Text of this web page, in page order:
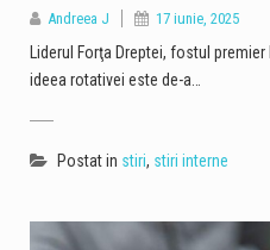
Andreea J 17 iunie, 2025
Liderul Forţa Dreptei, fostul
ideea rotativei este de-a…
Postat in stiri, stiri interne